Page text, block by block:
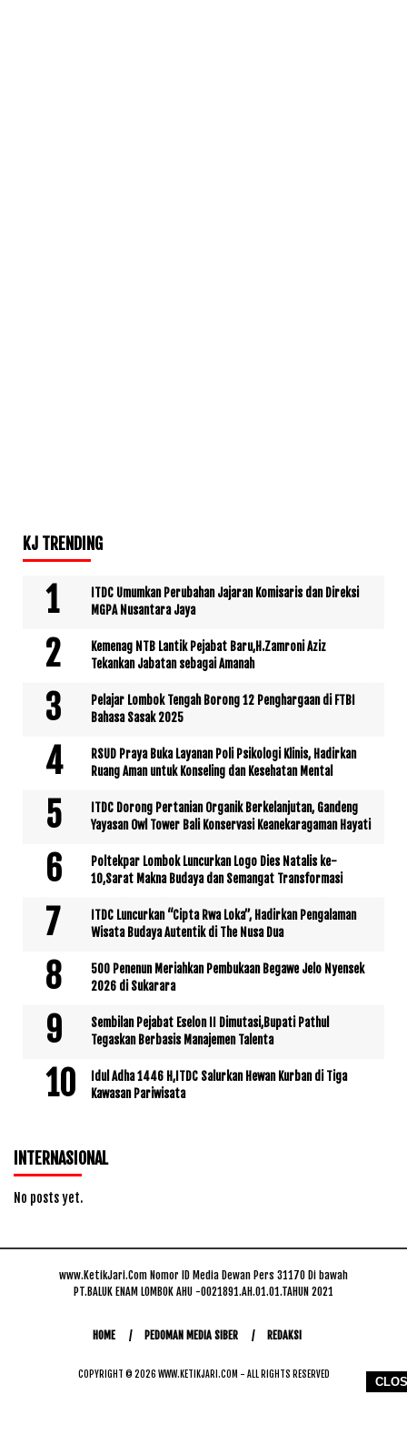
KJ TRENDING
ITDC Umumkan Perubahan Jajaran Komisaris dan Direksi
MGPA Nusantara Jaya
Kemenag NTB Lantik Pejabat Baru,H.Zamroni Aziz
Tekankan Jabatan sebagai Amanah
Pelajar Lombok Tengah Borong 12 Penghargaan di FTBI
Bahasa Sasak 2025
RSUD Praya Buka Layanan Poli Psikologi Klinis, Hadirkan
Ruang Aman untuk Konseling dan Kesehatan Mental
ITDC Dorong Pertanian Organik Berkelanjutan, Gandeng
Yayasan Owl Tower Bali Konservasi Keanekaragaman Hayati
Poltekpar Lombok Luncurkan Logo Dies Natalis ke-
10,Sarat Makna Budaya dan Semangat Transformasi
ITDC Luncurkan “Cipta Rwa Loka”, Hadirkan Pengalaman
Wisata Budaya Autentik di The Nusa Dua
500 Penenun Meriahkan Pembukaan Begawe Jelo Nyensek
2026 di Sukarara
Sembilan Pejabat Eselon II Dimutasi,Bupati Pathul
Tegaskan Berbasis Manajemen Talenta
Idul Adha 1446 H,ITDC Salurkan Hewan Kurban di Tiga
Kawasan Pariwisata
INTERNASIONAL
No posts yet.
www.KetikJari.Com Nomor ID Media Dewan Pers 31170 Di bawah
PT.BALUK ENAM LOMBOK AHU -0021891.AH.01.01.TAHUN 2021
HOME PEDOMAN MEDIA SIBER REDAKSI
COPYRIGHT © 2026 WWW.KETIKJARI.COM - ALL RIGHTS RESERVED